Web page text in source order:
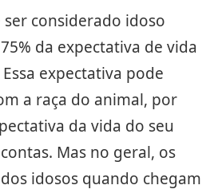
considerado idoso
da expectativa de vida
expectativa pode
a raça do animal, por
da vida do seu
Mas no geral, os
idosos quando chegam